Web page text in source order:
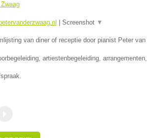
Screenshot ▼
van diner of receptie door pianist Peter van
artiestenbegeleiding, arrangementen,